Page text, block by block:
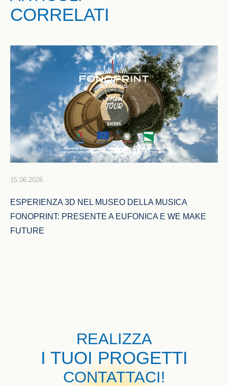
CORRELATI
15.06.2026
ESPERIENZA 3D NEL MUSEO DELLA MUSICA
FONOPRINT: PRESENTE A EUFONICA E WE MAKE
FUTURE
REALIZZA
I TUOI PROGETTI
CONTATTACI!